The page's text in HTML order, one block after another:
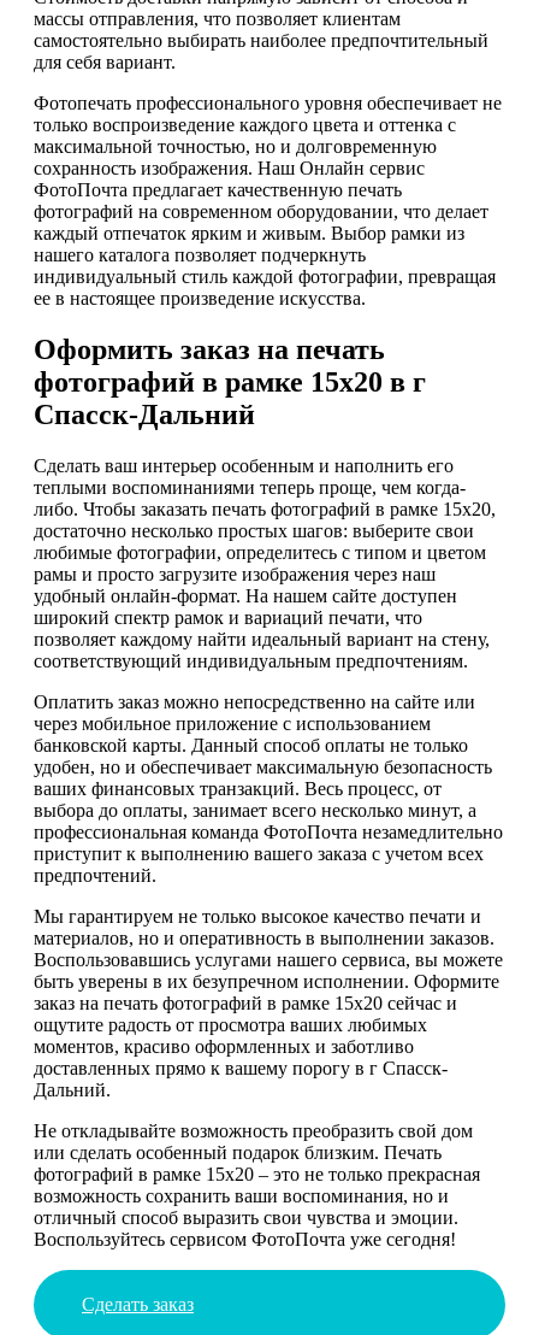
массы отправления, что позволяет клиентам
самостоятельно выбирать наиболее предпочтительный
для себя вариант.
Фотопечать профессионального уровня обеспечивает не
только воспроизведение каждого цвета и оттенка с
максимальной точностью, но и долговременную
сохранность изображения. Наш Онлайн сервис
ФотоПочта предлагает качественную печать
фотографий на современном оборудовании, что делает
каждый отпечаток ярким и живым. Выбор рамки из
нашего каталога позволяет подчеркнуть
индивидуальный стиль каждой фотографии, превращая
ее в настоящее произведение искусства.
Оформить заказ на печать
фотографий в рамке 15х20 в г
Спасск-Дальний
Сделать ваш интерьер особенным и наполнить его
теплыми воспоминаниями теперь проще, чем когда-
либо. Чтобы заказать печать фотографий в рамке 15х20,
достаточно несколько простых шагов: выберите свои
любимые фотографии, определитесь с типом и цветом
рамы и просто загрузите изображения через наш
удобный онлайн-формат. На нашем сайте доступен
широкий спектр рамок и вариаций печати, что
позволяет каждому найти идеальный вариант на стену,
соответствующий индивидуальным предпочтениям.
Оплатить заказ можно непосредственно на сайте или
через мобильное приложение с использованием
банковской карты. Данный способ оплаты не только
удобен, но и обеспечивает максимальную безопасность
ваших финансовых транзакций. Весь процесс, от
выбора до оплаты, занимает всего несколько минут, а
профессиональная команда ФотоПочта незамедлительно
приступит к выполнению вашего заказа с учетом всех
предпочтений.
Мы гарантируем не только высокое качество печати и
материалов, но и оперативность в выполнении заказов.
Воспользовавшись услугами нашего сервиса, вы можете
быть уверены в их безупречном исполнении. Оформите
заказ на печать фотографий в рамке 15х20 сейчас и
ощутите радость от просмотра ваших любимых
моментов, красиво оформленных и заботливо
доставленных прямо к вашему порогу в г Спасск-
Дальний.
Не откладывайте возможность преобразить свой дом
или сделать особенный подарок близким. Печать
фотографий в рамке 15х20 – это не только прекрасная
возможность сохранить ваши воспоминания, но и
отличный способ выразить свои чувства и эмоции.
Воспользуйтесь сервисом ФотоПочта уже сегодня!
Сделать заказ